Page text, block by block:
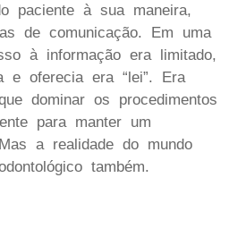
paciente à sua maneira,
de comunicação. Em uma
à informação era limitado,
e oferecia era “lei”. Era
dominar os procedimentos
para manter um
a realidade do mundo
também.